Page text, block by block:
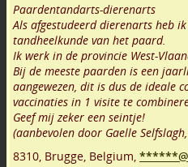
Paardentandarts-dierenarts
Als afgestudeerd dierenarts heb
tandheelkunde van het paard.
Ik werk in de provincie West-
Bij de meeste paarden is een
aangewezen, dit is dus de ideale
vaccinaties in 1 visite te
Geef mij zeker een seintje!
(aanbevolen door Gaelle
8310 Brugge Belgium,